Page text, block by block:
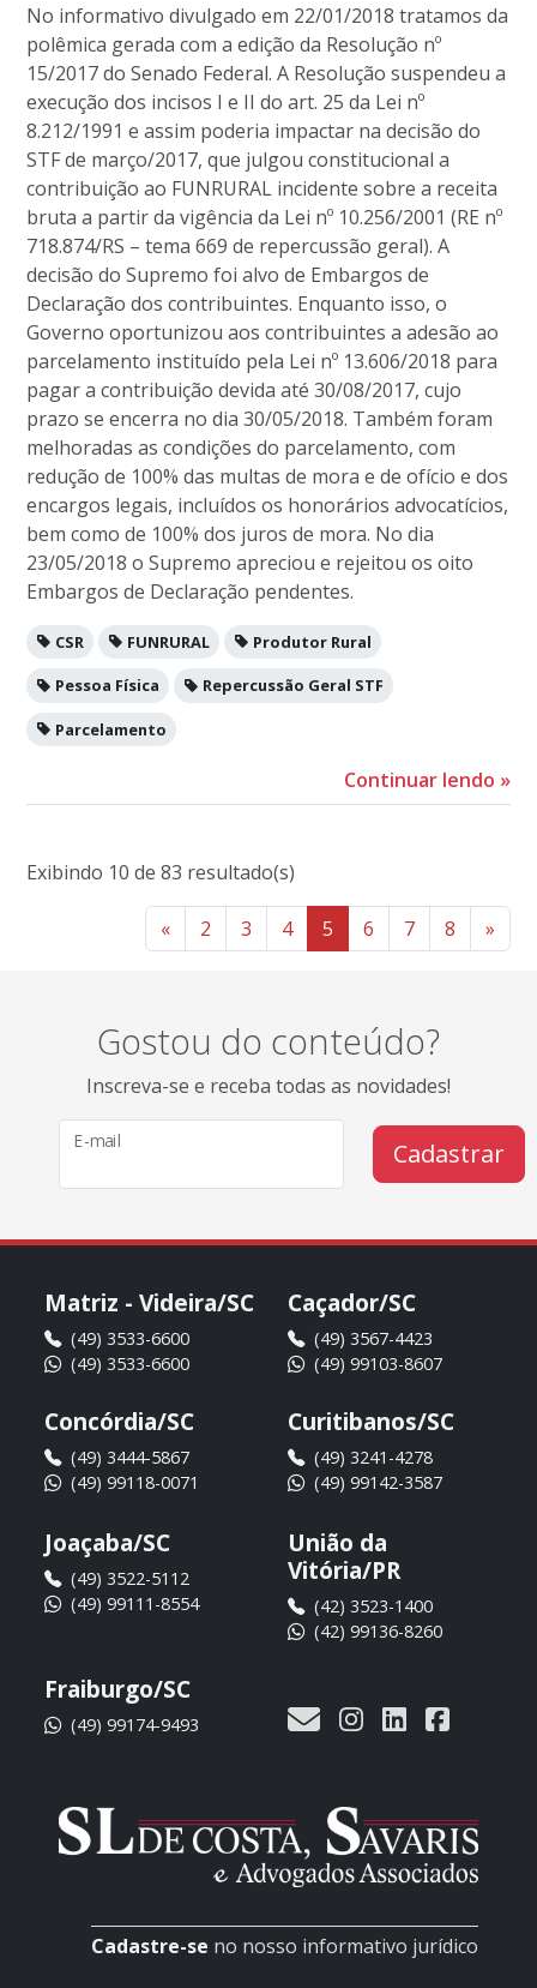
No informativo divulgado em 22/01/2018 tratamos da
polêmica gerada com a edição da Resolução nº
15/2017 do Senado Federal. A Resolução suspendeu a
execução dos incisos I e II do art. 25 da Lei nº
8.212/1991 e assim poderia impactar na decisão do
STF de março/2017, que julgou constitucional a
contribuição ao FUNRURAL incidente sobre a receita
bruta a partir da vigência da Lei nº 10.256/2001 (RE nº
718.874/RS – tema 669 de repercussão geral). A
decisão do Supremo foi alvo de Embargos de
Declaração dos contribuintes. Enquanto isso, o
Governo oportunizou aos contribuintes a adesão ao
parcelamento instituído pela Lei nº 13.606/2018 para
pagar a contribuição devida até 30/08/2017, cujo
prazo se encerra no dia 30/05/2018. Também foram
melhoradas as condições do parcelamento, com
redução de 100% das multas de mora e de ofício e dos
encargos legais, incluídos os honorários advocatícios,
bem como de 100% dos juros de mora. No dia
23/05/2018 o Supremo apreciou e rejeitou os oito
Embargos de Declaração pendentes.
CSR FUNRURAL Produtor Rural
Pessoa Física Repercussão Geral STF
Parcelamento
Continuar lendo »
Exibindo 10 de 83 resultado(s)
« 2 3 4 5 6 7 8 »
Gostou do conteúdo?
Inscreva-se e receba todas as novidades!
E-mail Cadastrar
Matriz - Videira/SC
(49) 3533-6600
(49) 3533-6600
Caçador/SC
(49) 3567-4423
(49) 99103-8607
Concórdia/SC
(49) 3444-5867
(49) 99118-0071
Curitibanos/SC
(49) 3241-4278
(49) 99142-3587
Joaçaba/SC
(49) 3522-5112
(49) 99111-8554
União da
Vitória/PR
(42) 3523-1400
(42) 99136-8260
Fraiburgo/SC
(49) 99174-9493
Cadastre-se no nosso informativo jurídico